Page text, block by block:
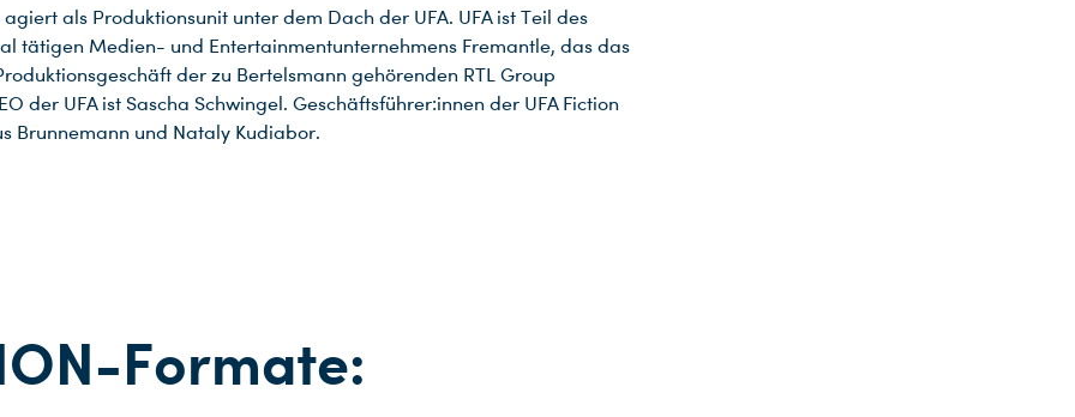
agiert als Produktionsunit unter dem Dach der UFA. UFA ist Teil des
tätigen Medien- und Entertainmentunternehmens Fremantle, das das
der zu Bertelsmann gehörenden RTL Group
der UFA ist Sascha Schwingel. Geschäftsführer:innen der UFA Fiction
Brunnemann und Nataly Kudiabor.
Formate: